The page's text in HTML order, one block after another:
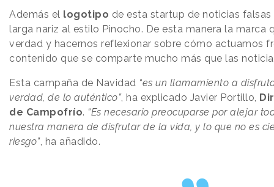
Además el logotipo de esta startup de noticias
larga nariz al estilo Pinocho. De esta manera la marca
verdad y hacernos reflexionar sobre cómo actuamos
contenido que se comparte mucho más que las
Esta campaña de Navidad “es un llamamiento a
verdad, de lo auténtico”, ha explicado Javier Portillo,
de Campofrío. “Es necesario preocuparse por alejar
nuestra manera de disfrutar de la vida, y lo que no es
riesgo”, ha añadido.